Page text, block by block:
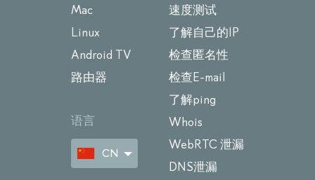
Mac
Linux
Android TV
路由器
语言
CN
速度测试
了解自己的IP
检查匿名性
检查E-mail
了解ping
Whois
WebRTC 泄漏
DNS泄漏